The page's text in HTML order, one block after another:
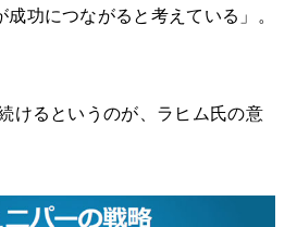
功につながると考えている」。
けるというのが、ラヒム氏の意